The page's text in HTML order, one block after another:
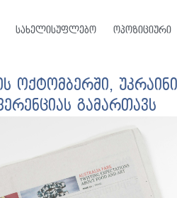
სახელისუფლებო ოპოზიციური
ოქტომბერში,
გამართავს